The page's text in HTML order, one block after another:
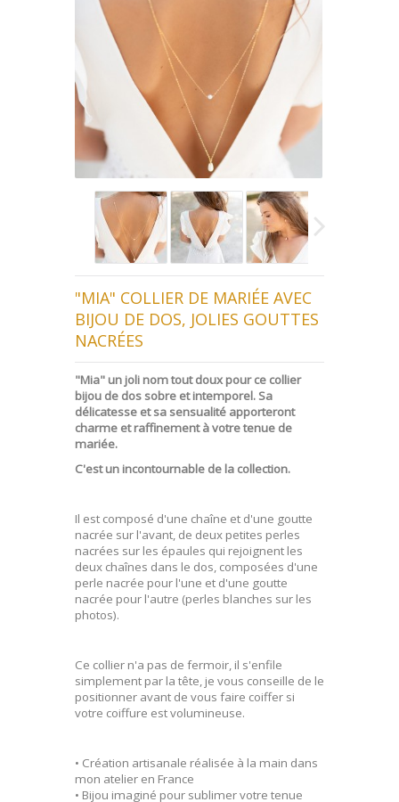
"MIA" COLLIER DE MARIÉE AVEC
BIJOU DE DOS, JOLIES GOUTTES
NACRÉES
"Mia" un joli nom tout doux pour ce collier
bijou de dos sobre et intemporel. Sa
délicatesse et sa sensualité apporteront
charme et raffinement à votre tenue de
mariée.
C'est un incontournable de la collection.
Il est composé d'une chaîne et d'une goutte
nacrée sur l'avant, de deux petites perles
nacrées sur les épaules qui rejoignent les
deux chaînes dans le dos, composées d'une
perle nacrée pour l'une et d'une goutte
nacrée pour l'autre (perles blanches sur les
photos).
Ce collier n'a pas de fermoir, il s'enfile
simplement par la tête, je vous conseille de le
positionner avant de vous faire coiffer si
votre coiffure est volumineuse.
• Création artisanale réalisée à la main dans
mon atelier en France
• Bijou imaginé pour sublimer votre tenue